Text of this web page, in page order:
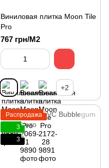
Виниловая плитка Moon Tile
Pro
767 грн/М2
+2
Распродажа
3
3